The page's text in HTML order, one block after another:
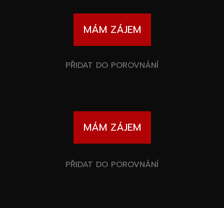
Wheel Pros
Speciální akce
MÁM ZÁJEM
PŘIDAT DO POROVNÁNÍ
MÁM ZÁJEM
PŘIDAT DO POROVNÁNÍ